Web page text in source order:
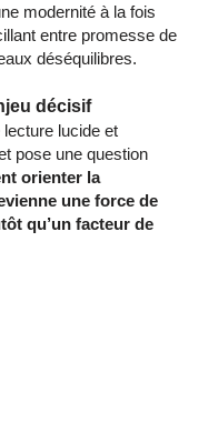
modernité à la fois
entre promesse de
déséquilibres.
décisif
lucide et
pose une question
orienter la
une force de
qu’un facteur de